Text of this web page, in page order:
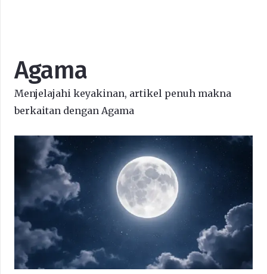
Agama
Menjelajahi keyakinan, artikel penuh makna
berkaitan dengan Agama